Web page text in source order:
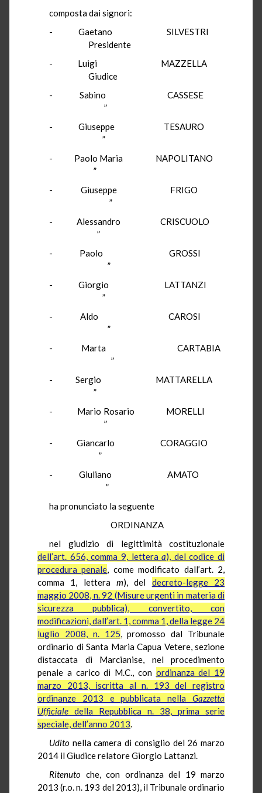
composta dai signori:
- Gaetano SILVESTRI
Presidente
- Luigi MAZZELLA
Giudice
- Sabino CASSESE
”
- Giuseppe TESAURO
”
- Paolo Maria NAPOLITANO
”
- Giuseppe FRIGO
”
- Alessandro CRISCUOLO
”
- Paolo GROSSI
”
- Giorgio LATTANZI
”
- Aldo CAROSI
”
- Marta CARTABIA
”
- Sergio MATTARELLA
”
- Mario Rosario MORELLI
”
- Giancarlo CORAGGIO
”
- Giuliano AMATO
”
ha pronunciato la seguente
ORDINANZA
nel giudizio di legittimità costituzionale
dell’art. 656, comma 9, letteraa), del codice di
procedura penale, come modificato dall’art. 2,
comma 1, lettera m), del decreto-legge 23
maggio 2008, n. 92 (Misure urgenti in materia di
sicurezza pubblica), convertito, con
modificazioni, dall’art. 1, comma 1, della legge 24
luglio 2008, n. 125, promosso dal Tribunale
ordinario di Santa Maria Capua Vetere, sezione
distaccata di Marcianise, nel procedimento
penale a carico di M.C., con ordinanza del 19
marzo 2013, iscritta al n. 193 del registro
ordinanze 2013 e pubblicata nella Gazzetta
Ufficiale della Repubblica n. 38, prima serie
speciale, dell’anno 2013.
Udito nella camera di consiglio del 26 marzo
2014 il Giudice relatore Giorgio Lattanzi.
Ritenuto che, con ordinanza del 19 marzo
2013 (r.o. n. 193 del 2013), il Tribunale ordinario